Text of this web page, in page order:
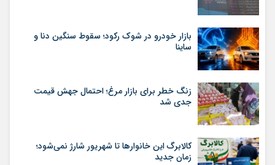
بازار خودرو در شوک رکود؛ سقوط سنگین دنا و
ساینا
زنگ خطر برای بازار مرغ؛ احتمال جهش قیمت
جدی شد
کالابرگ این خانوارها تا شهریور شارژ نمی‌شود؛
زمان جدید